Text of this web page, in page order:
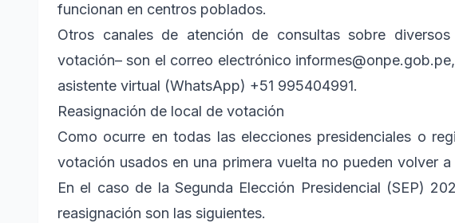
funcionan en centros poblados.
Otros canales de atención de consultas sobre
votación– son el correo electrónico
asistente virtual (WhatsApp) +51 995404991.
Reasignación de local de votación
Como ocurre en todas las elecciones presidenciales o
votación usados en una primera vuelta no pueden volver
En el caso de la Segunda Elección Presidencial (SEP)
reasignación son las siguientes.